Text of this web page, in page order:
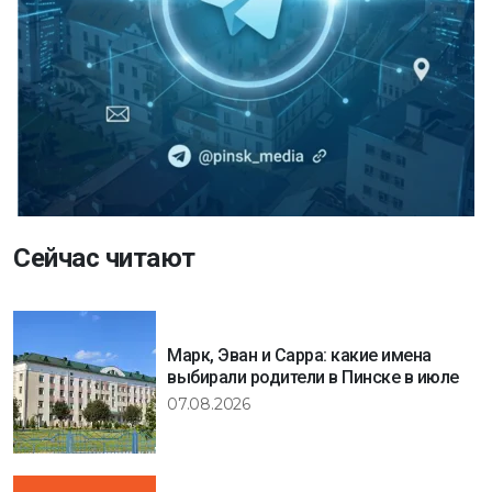
Сейчас читают
Марк, Эван и Сарра: какие имена
выбирали родители в Пинске в июле
07.08.2026